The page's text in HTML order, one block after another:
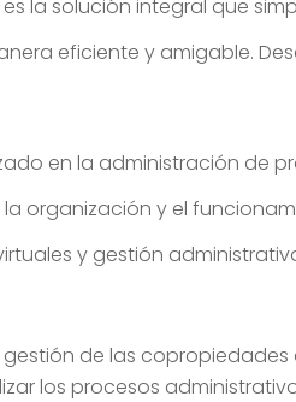
la solución integral que
eficiente y amigable.
en la administración de
organización y el
y gestión
gestión de las
los procesos